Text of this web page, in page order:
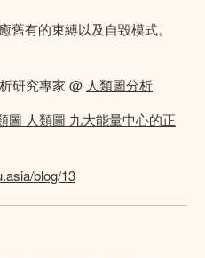
有的束縛以及自毀模式。
研究專家 @ 人類圖分析
圖 人類圖 九大能量中心的正
blog/13